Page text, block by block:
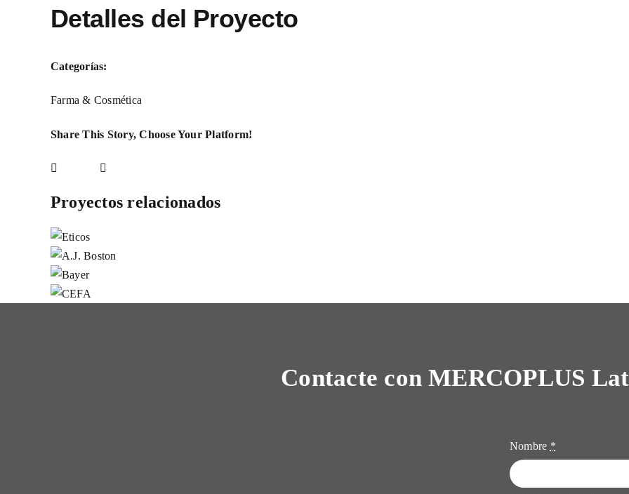
Detalles del Proyecto
Categorías:
Farma & Cosmética
Share This Story, Choose Your Platform!
Facebook
Reddit
Proyectos relacionados
Contacte con MERCOPLUS
Nombre *